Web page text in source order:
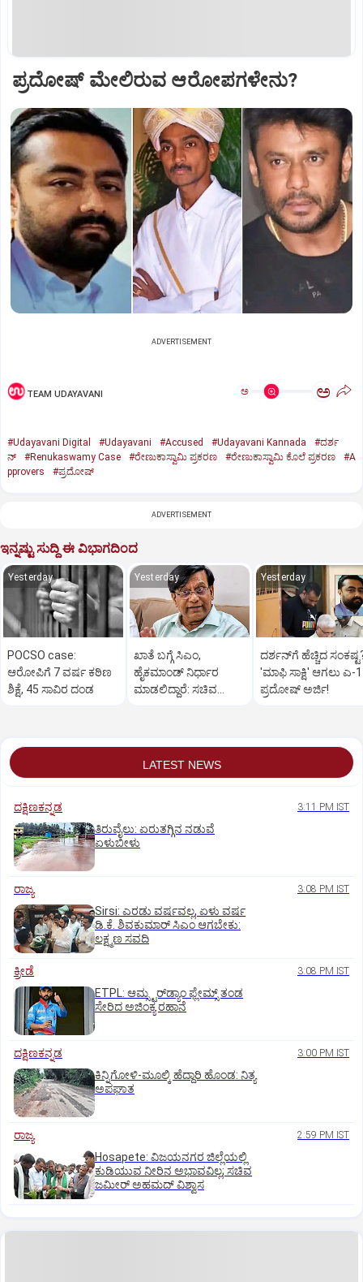
ಪ್ರದೋಷ್‌ ಮೇಲಿರುವ ಆರೋಪಗಳೇನು?
ADVERTISEMENT
TEAM UDAYAVANI ಅ ಅ
#Udayavani Digital #Udayavani #Accused #Udayavani Kannada
#ದರ್ಶ
ನ್‌
#Renukaswamy Case #ರೇಣುಕಾಸ್ವಾಮಿ ಪ್ರಕರಣ #ರೇಣುಕಾಸ್ವಾಮಿ ಕೊಲೆ ಪ್ರಕರಣ
#A
pprovers
#ಪ್ರದೋಷ್‌
ADVERTISEMENT
ಇನ್ನಷ್ಟು ಸುದ್ದಿ ಈ ವಿಭಾಗದಿಂದ
Yesterday
POCSO case:
ಆರೋಪಿಗೆ 7 ವರ್ಷ ಕಠಿಣ
ಶಿಕ್ಷೆ, 45 ಸಾವಿರ ದಂಡ
Yesterday
ಖಾತೆ ಬಗ್ಗೆ ಸಿಎಂ,
ಹೈಕಮಾಂಡ್ ನಿರ್ಧಾರ
ಮಾಡಲಿದ್ದಾರೆ: ಸಚಿವ
Yesterday
ದರ್ಶನ್‌ಗೆ ಹೆಚ್ಚಿದ
'ಮಾಫಿ ಸಾಕ್ಷಿ' ಆಗಲು ಎ-
ಪ್ರದೋಷ್ ಅರ್ಜಿ!
LATEST NEWS
ದಕ್ಷಿಣಕನ್ನಡ 3:11 PM IST
ತಿರುವೈಲು: ಏರುತಗ್ಗಿನ ನಡುವೆ
ಏಳುಬೀಳು
ರಾಜ್ಯ 3:08 PM IST
Sirsi: ಎರಡು ವರ್ಷವಲ್ಲ, ಏಳು ವರ್ಷ
ಡಿ.ಕೆ. ಶಿವಕುಮಾರ್ ಸಿಎಂ ಆಗಬೇಕು:
ಲಕ್ಷ್ಮಣ ಸವದಿ
ಕ್ರೀಡೆ 3:08 PM IST
ETPL: ಆಮ್ಸ್ಟರ್‌ಡ್ಯಾಂ ಫ್ಲೇಮ್ಸ್‌ ತಂಡ
ಸೇರಿದ ಅಜಿಂಕ್ಯ ರಹಾನೆ
ದಕ್ಷಿಣಕನ್ನಡ 3:00 PM IST
ಕಿನ್ನಿಗೋಳಿ-ಮೂಲ್ಕಿ ಹೆದ್ದಾರಿ ಹೊಂಡ: ನಿತ್ಯ
ಅಪಘಾತ
ರಾಜ್ಯ 2:59 PM IST
Hosapete: ವಿಜಯನಗರ ಜಿಲ್ಲೆಯಲ್ಲಿ
ಕುಡಿಯುವ ನೀರಿನ ಅಭಾವವಿಲ್ಲ; ಸಚಿವ
ಜಮೀರ್ ಅಹಮದ್ ವಿಶ್ವಾಸ